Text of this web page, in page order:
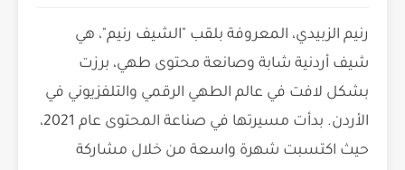
رنيم الزبيدي، المعروفة بلقب "الشيف رنيم"، هي
شيف أردنية شابة وصانعة محتوى طهي، برزت
بشكل لافت في عالم الطهي الرقمي والتلفزيوني في
الأردن. بدأت مسيرتها في صناعة المحتوى عام 2021،
حيث اكتسبت شهرة واسعة من خلال مشاركة